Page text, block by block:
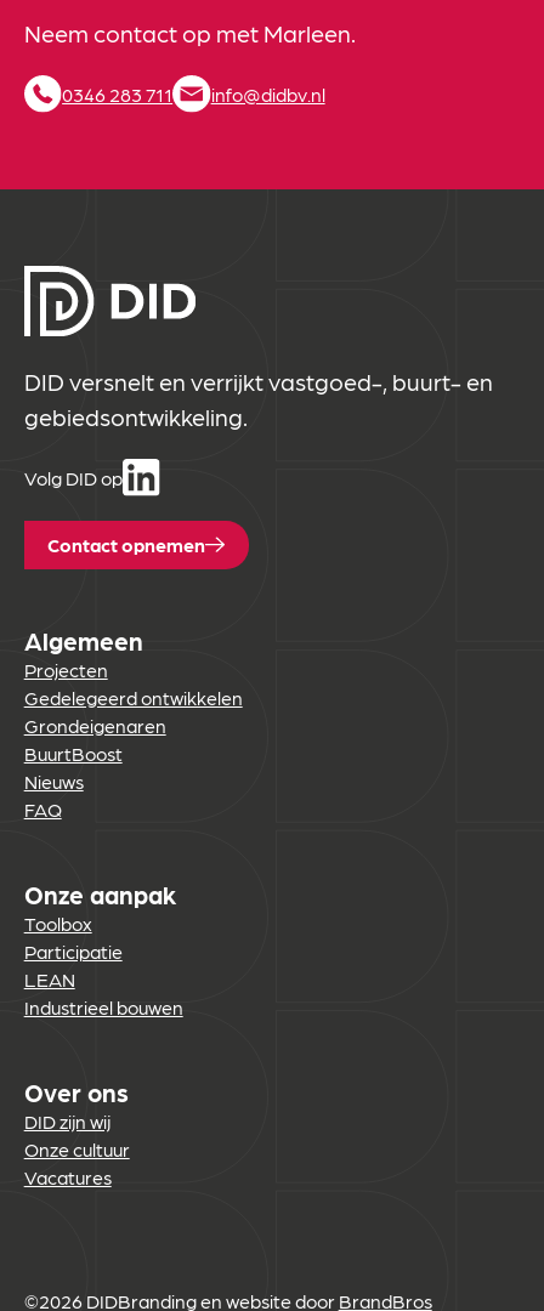
Neem contact op met Marleen.
0346 283 711 info@didbv.nl
DID versnelt en verrijkt vastgoed-, buurt- en
gebiedsontwikkeling.
Volg DID op
Contact opnemen
Algemeen
Projecten
Gedelegeerd ontwikkelen
Grondeigenaren
BuurtBoost
Nieuws
FAQ
Onze aanpak
Toolbox
Participatie
LEAN
Industrieel bouwen
Over ons
DID zijn wij
Onze cultuur
Vacatures
©2026 DIDBranding en website doorBrandBros